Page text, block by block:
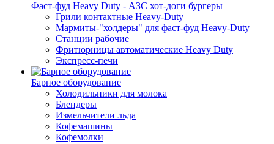
Фаст-фуд Heavy Duty - АЗС хот-доги бургеры
Грили контактные Heavy-Duty
Мармиты-"холдеры" для фаст-фуд Heavy-Duty
Станции рабочие
Фритюрницы автоматические Heavy Duty
Экспресс-печи
Барное оборудование
Холодильники для молока
Блендеры
Измельчители льда
Кофемашины
Кофемолки